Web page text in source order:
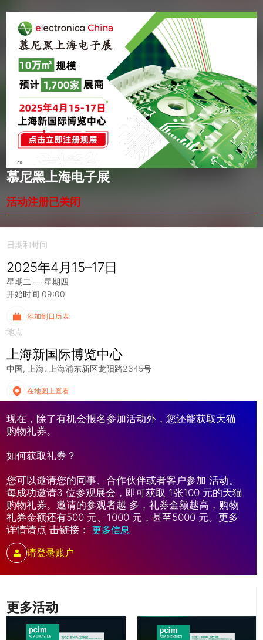
慕尼黑上海电子展
活动注册已关闭
更多活动
日期和时间
2025年4月15–17日
星期二 — 星期四
开始时间 09:00
添加到日历表
地点
上海新国际博览中心
中国 上海 上海浦东新区龙阳路2345号
在地图上查看
现在，除了有机会报名参加活动外，您还能获取天猫
购物礼券。
如何获取礼券？
您可以邀请您的同事、合作伙伴或者客户参加 活动。
每成功邀请3 位参观展会，即可获取 1张100 元的天猫
购物礼券。邀请的参观者越 多，礼券金额越高，购物
礼券金额还有500 元、1000 元，甚至5000 元。更多
详情请点 击链接： 更多信息
请登录账户